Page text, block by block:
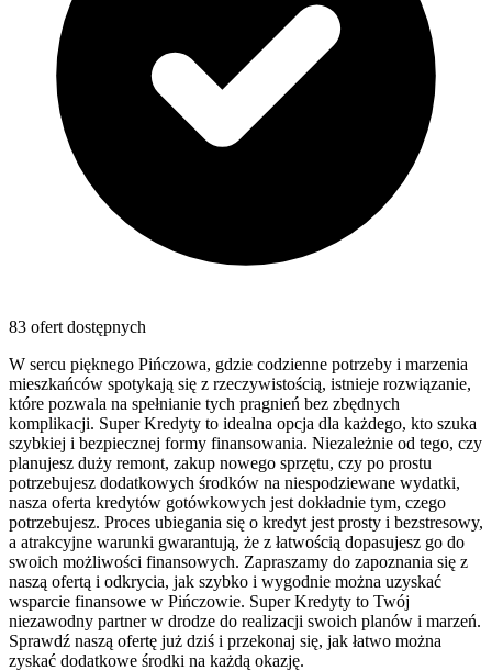
83 ofert dostępnych
W sercu pięknego Pińczowa, gdzie codzienne potrzeby i marzenia
mieszkańców spotykają się z rzeczywistością, istnieje rozwiązanie,
które pozwala na spełnianie tych pragnień bez zbędnych
komplikacji. Super Kredyty to idealna opcja dla każdego, kto szuka
szybkiej i bezpiecznej formy finansowania. Niezależnie od tego, czy
planujesz duży remont, zakup nowego sprzętu, czy po prostu
potrzebujesz dodatkowych środków na niespodziewane wydatki,
nasza oferta kredytów gotówkowych jest dokładnie tym, czego
potrzebujesz. Proces ubiegania się o kredyt jest prosty i bezstresowy,
a atrakcyjne warunki gwarantują, że z łatwością dopasujesz go do
swoich możliwości finansowych. Zapraszamy do zapoznania się z
naszą ofertą i odkrycia, jak szybko i wygodnie można uzyskać
wsparcie finansowe w Pińczowie. Super Kredyty to Twój
niezawodny partner w drodze do realizacji swoich planów i marzeń.
Sprawdź naszą ofertę już dziś i przekonaj się, jak łatwo można
zyskać dodatkowe środki na każdą okazję.